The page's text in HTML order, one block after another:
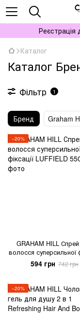
Реєстрація
Каталог
Каталог
Фільтр 1
Бренд Graham
−20%
GRAHAM HILL
волосся суперсильної
LUFFIELD
594 грн 742 грн
−20%